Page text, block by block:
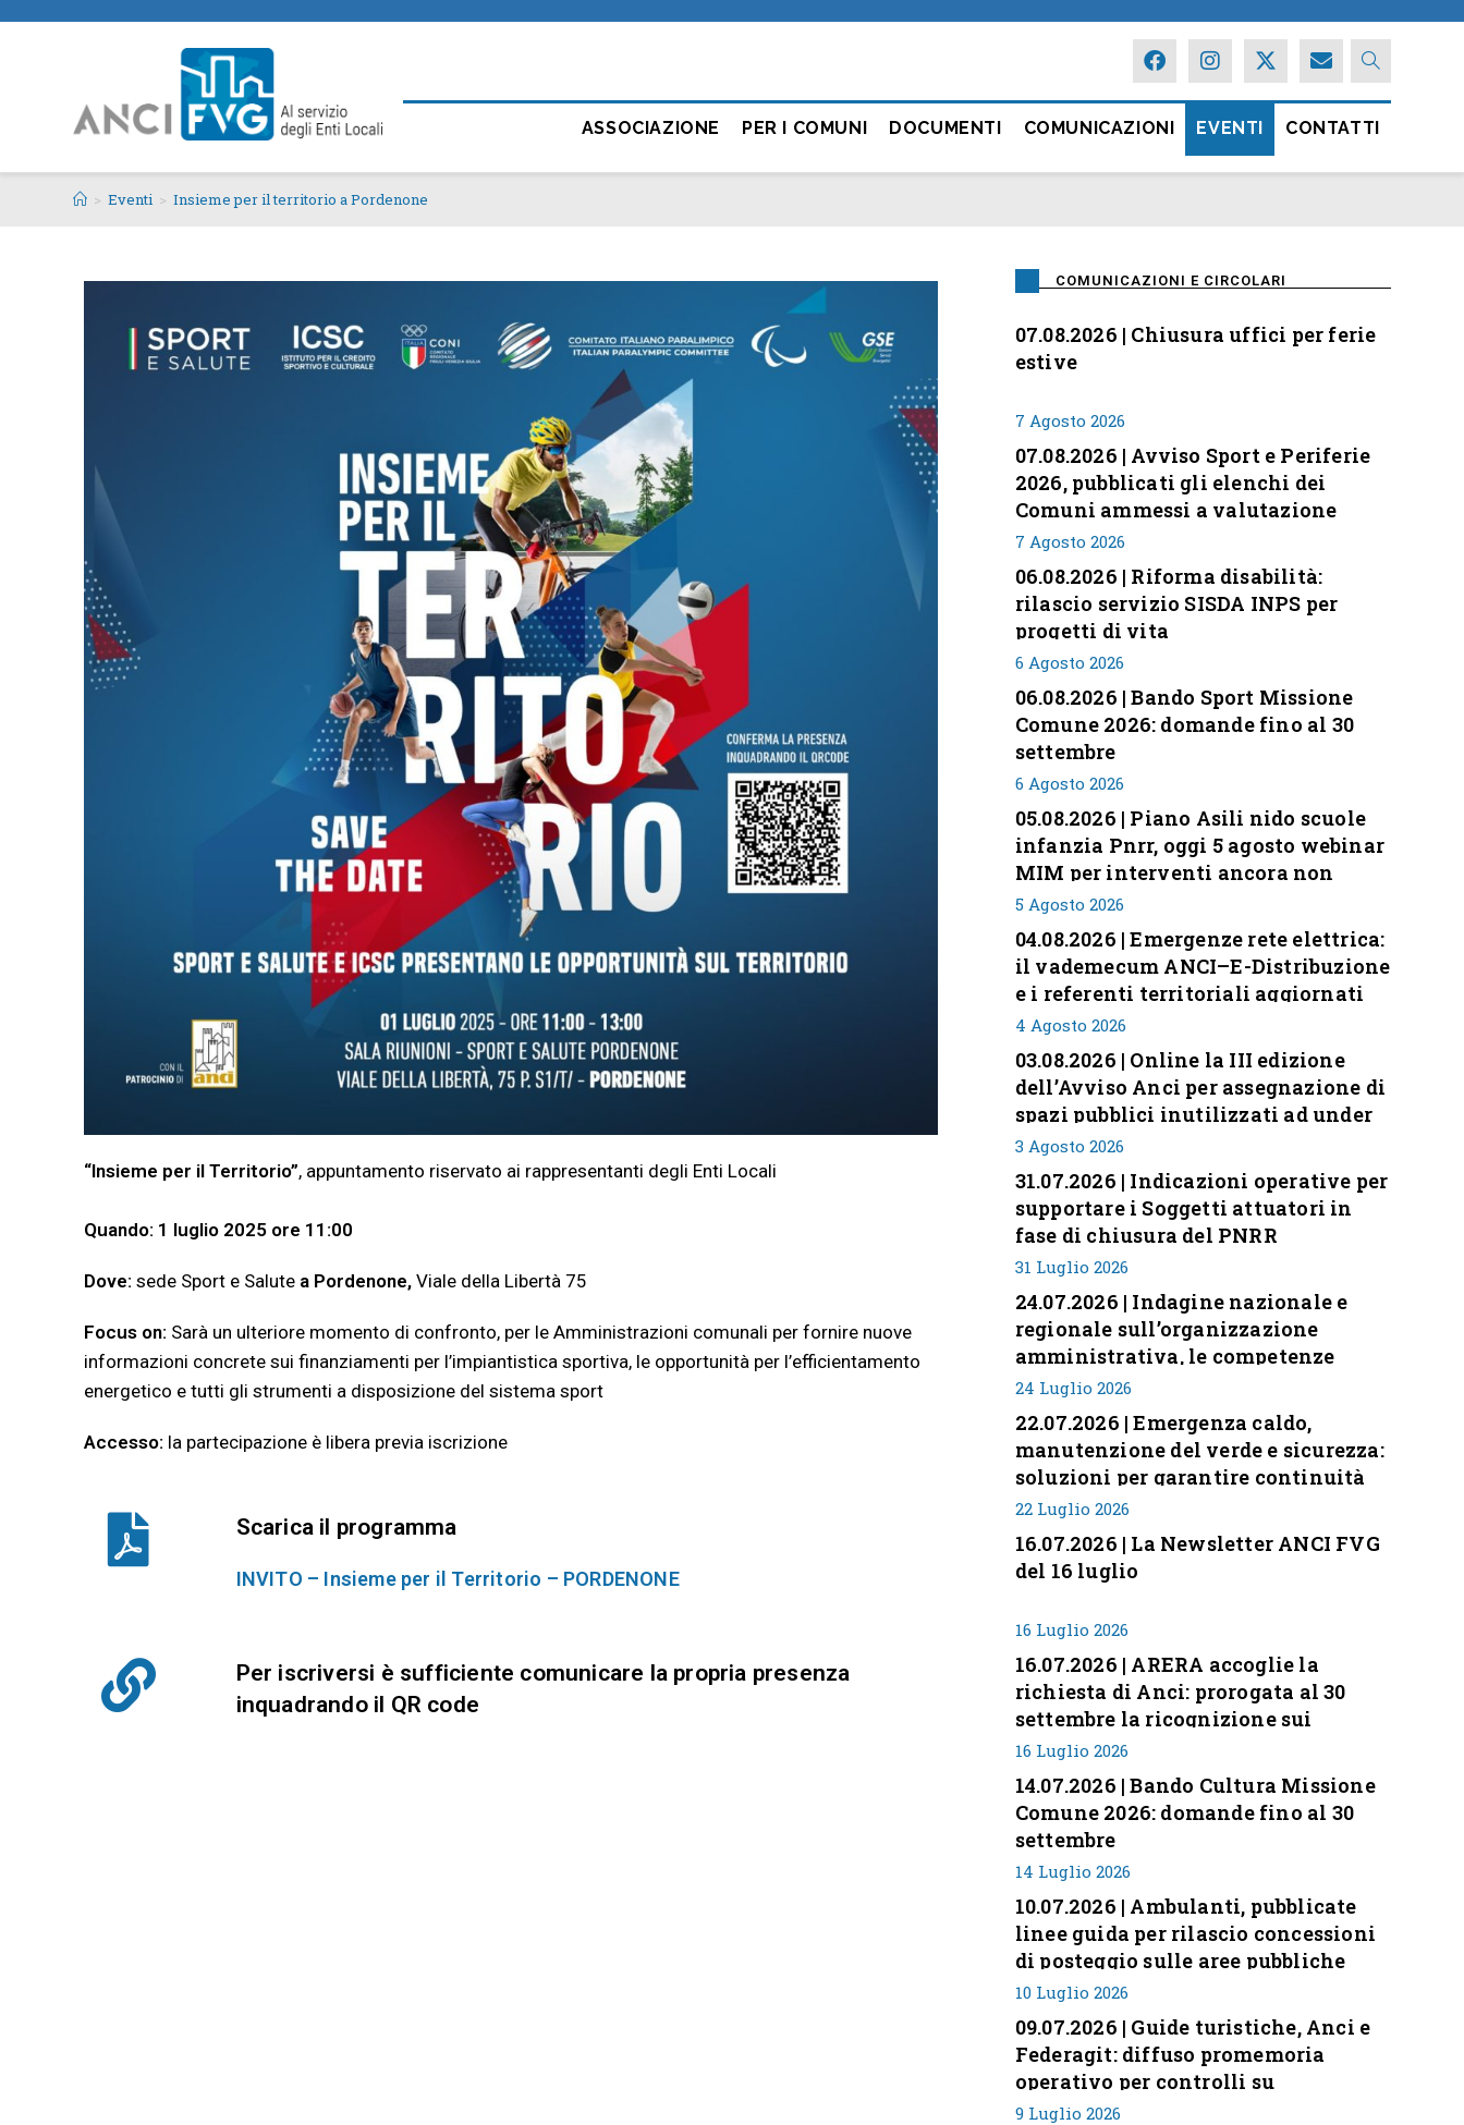
ASSOCIAZIONE PER I COMUNI DOCUMENTI COMUNICAZIONI EVENTI CONTATTI
> Eventi > Insieme per il territorio a Pordenone
“Insieme per il Territorio”, appuntamento riservato ai rappresentanti degli Enti Locali
Quando: 1 luglio 2025 ore 11:00
Dove: sede Sport e Salute a Pordenone, Viale della Libertà 75
Focus on: Sarà un ulteriore momento di confronto, per le Amministrazioni comunali per fornire nuove
informazioni concrete sui finanziamenti per l’impiantisticasportiva, le opportunità per l’efficientamento
energetico e tutti gli strumenti a disposizione del sistemasport
Accesso: la partecipazione è libera previa iscrizione
Scarica il programma
INVITO – Insieme per il Territorio – PORDENONE
Per iscriversi è sufficiente comunicare la propria presenza
inquadrando il QR code
COMUNICAZIONI E CIRCOLARI
07.08.2026 | Chiusura uffici per ferie
estive
7 Agosto 2026
07.08.2026 | Avviso Sport e Periferie
2026, pubblicati gli elenchi dei
Comuni ammessi a valutazione
7 Agosto 2026
06.08.2026 | Riforma disabilità:
rilascio servizio SISDA INPS per
progetti di vita
6 Agosto 2026
06.08.2026 | Bando Sport Missione
Comune 2026: domande fino al 30
settembre
6 Agosto 2026
05.08.2026 | Piano Asili nido scuole
infanzia Pnrr, oggi 5 agosto webinar
MIM per interventi ancora non
conclusi
5 Agosto 2026
04.08.2026 | Emergenze rete elettrica:
il vademecum ANCI–E-Distribuzione
e i referenti territoriali aggiornati
4 Agosto 2026
03.08.2026 | Online la III edizione
dell’Avviso Anci per assegnazione di
spazi pubblici inutilizzati ad under
35
3 Agosto 2026
31.07.2026 | Indicazioni operative per
supportare i Soggetti attuatori in
fase di chiusura del PNRR
31 Luglio 2026
24.07.2026 | Indagine nazionale e
regionale sull’organizzazione
amministrativa, le competenze
professionali e i modelli di gestione
nei piccoli Comuni italiani
24 Luglio 2026
22.07.2026 | Emergenza caldo,
manutenzione del verde e sicurezza:
soluzioni per garantire continuità
servizi
22 Luglio 2026
16.07.2026 | La Newsletter ANCI FVG
del 16 luglio
16 Luglio 2026
16.07.2026 | ARERA accoglie la
richiesta di Anci: prorogata al 30
settembre la ricognizione sui
corrispettivi
16 Luglio 2026
14.07.2026 | Bando Cultura Missione
Comune 2026: domande fino al 30
settembre
14 Luglio 2026
10.07.2026 | Ambulanti, pubblicate
linee guida per rilascio concessioni
di posteggio sulle aree pubbliche
10 Luglio 2026
09.07.2026 | Guide turistiche, Anci e
Federagit: diffuso promemoria
operativo per controlli su
professione
9 Luglio 2026